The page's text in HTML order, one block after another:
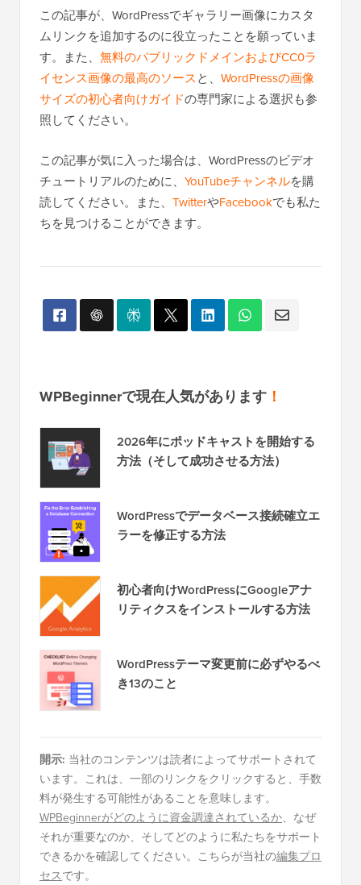
この記事が、WordPressでギャラリー画像にカスタ
ムリンクを追加するのに役立ったことを願っていま
す。また、 無料のパブリックドメインおよびCC0ラ
イセンス画像の最高のソースと、 WordPressの画像
サイズの初心者向けガイドの専門家による選択も参
照してください。
この記事が気に入った場合は、WordPressのビデオ
チュートリアルのために、 YouTubeチャンネルを購
読してください。また、 TwitterやFacebookでも私た
ちを見つけることができます。
WPBeginnerで現在人気があります ！
2026年にポッドキャストを開始する
方法（そして成功させる方法）
WordPressでデータベース接続確立エ
ラーを修正する方法
初心者向けWordPressにGoogleアナ
リティクスをインストールする方法
WordPressテーマ変更前に必ずやるべ
き13のこと
開示: 当社のコンテンツは読者によってサポートされて
います。これは、一部のリンクをクリックすると、手数
料が発生する可能性があることを意味します。
WPBeginnerがどのように資金調達されているか、なぜ
それが重要なのか、そしてどのように私たちをサポート
できるかを確認してください。こちらが当社の編集プロ
セスです。